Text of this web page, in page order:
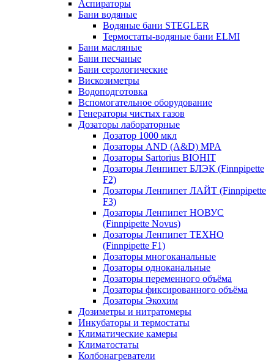
Аспираторы
Бани водяные
Водяные бани STEGLER
Термостаты-водяные бани ELMI
Бани масляные
Бани песчаные
Бани серологические
Вискозиметры
Водоподготовка
Вспомогательное оборудование
Генераторы чистых газов
Дозаторы лабораторные
Дозатор 1000 мкл
Дозаторы AND (A&D) MPA
Дозаторы Sartorius BIOHIT
Дозаторы Ленпипет БЛЭК (Finnpipette
F2)
Дозаторы Ленпипет ЛАЙТ (Finnpipette
F3)
Дозаторы Ленпипет НОВУС
(Finnpipette Novus)
Дозаторы Ленпипет ТЕХНО
(Finnpipette F1)
Дозаторы многоканальные
Дозаторы одноканальные
Дозаторы переменного объёма
Дозаторы фиксированного объёма
Дозаторы Экохим
Дозиметры и нитратомеры
Инкубаторы и термостаты
Климатические камеры
Климатостаты
Колбонагреватели